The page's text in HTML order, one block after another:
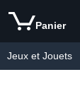
Panier
Jeux et Jouets